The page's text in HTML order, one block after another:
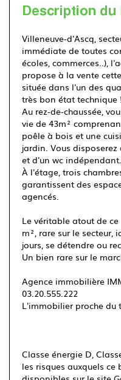
Description du
Villeneuve-d'Ascq,
immédiate de toutes
écoles, commerces..),
propose à la vente
située dans l'un des
très bon état technique !
Au rez-de-chaussée,
vie de 43m²
poêle à bois et une
jardin. Vous
et d'un wc indépendant.
À l'étage, trois
garantissent des
agencés.
Le véritable atout de
m², rare sur le secteur,
jours, se détendre ou
Un bien rare sur le
Agence immobilière
03.20.555.222
L'immobilier proche du
Classe énergie D,
les risques auxquels